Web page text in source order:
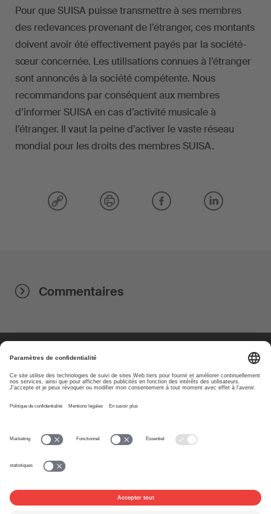
Pour que SUISA puisse transmettre à ses membres
des redevances provenant de l’étranger, ces montants
doivent avoir été effectivement payés par la société-
sœur concernée. Les utilisations connues à l’étranger
sont annoncés à la société compétente. Nous
recommandons par conséquent aux membres
d’informer SUISA en cas d’activité musicale à
l’étranger. Il vaut la peine d’activer le vaste réseau
mondial pour les droits des membres SUISA.
Commentaires
www.suisa.ch
responsabilité
Paramètres de confidentialité